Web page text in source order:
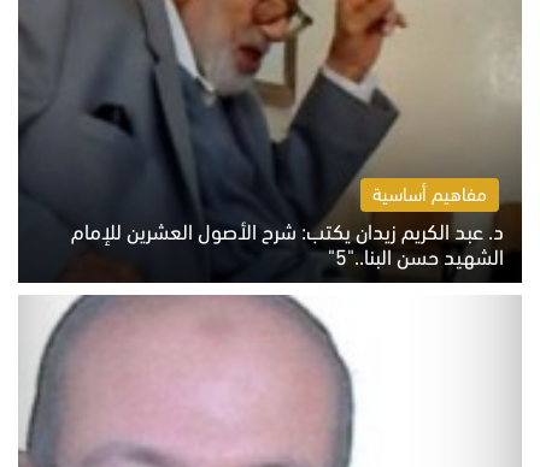
مفاهيم أساسية
د. عبد الكريم زيدان يكتب: شرح الأصول العشرين للإمام
الشهيد حسن البنا.."5"
السبت 8 أغسطس 2026 10:46 ص